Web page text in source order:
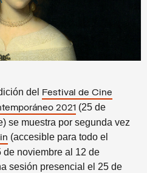
del Festival de Cine
2021 (25 de
se muestra por segunda vez
(accesible para todo el
de noviembre al 12 de
sesión presencial el 25 de